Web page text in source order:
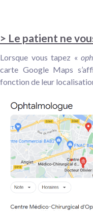
> Le patient ne
Lorsque vous tapez «
carte Google Maps
fonction de leur